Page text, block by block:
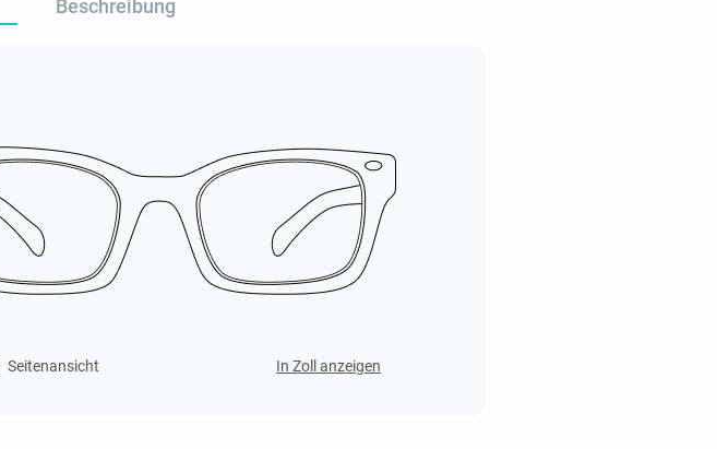
Beschreibung
Seitenansicht In Zoll anzeigen